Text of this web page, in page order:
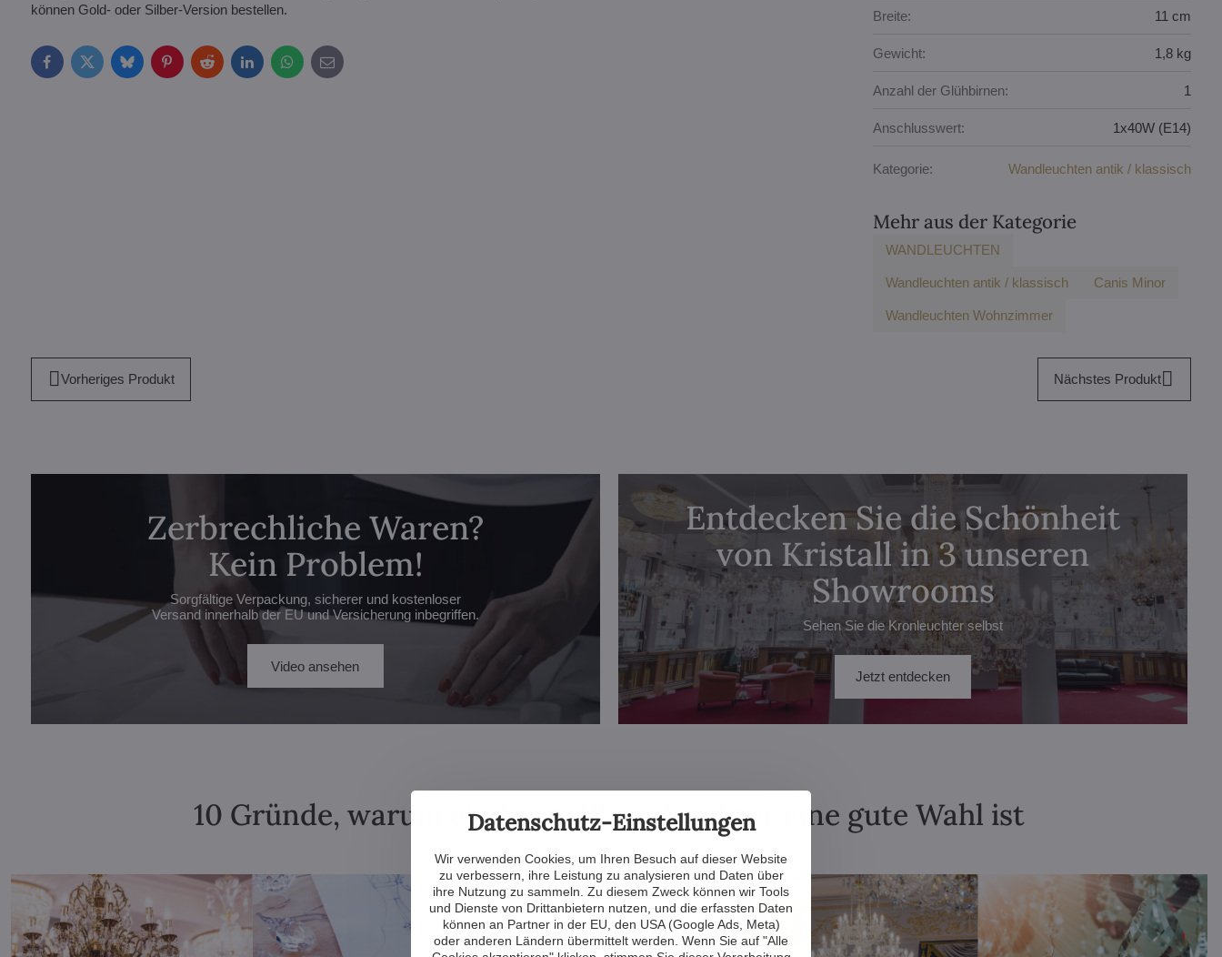
können Gold- oder Silber-Version bestellen.
FacebookTwitterBlueskyPinterestRedditLinkedInWhatsApp
E-
mail
Breite: 11 cm
Gewicht: 1,8 kg
Anzahl der Glühbirnen: 1
Anschlusswert: 1x40W (E14)
Kategorie: Wandleuchten antik / klassisch
Mehr aus der Kategorie
WANDLEUCHTEN
Wandleuchten antik / klassisch Canis Minor
Wandleuchten Wohnzimmer
Vorheriges Produkt Nächstes Produkt
Zerbrechliche Waren?
Kein Problem!
Sorgfältige Verpackung, sicherer und kostenloser
Versand innerhalb der EU und Versicherung inbegriffen.
Video ansehen
Entdecken Sie die Schönheit
von Kristall in 3 unseren
Showrooms
Sehen Sie die Kronleuchter selbst
Jetzt entdecken
10 Gründe, warum ein Kristallkronleuchter eine gute Wahl ist
Datenschutz-Einstellungen
Wir verwenden Cookies, um Ihren Besuch auf dieser Website
zu verbessern, ihre Leistung zu analysieren und Daten über
ihre Nutzung zu sammeln. Zu diesem Zweck können wir Tools
und Dienste von Drittanbietern nutzen, und die erfassten Daten
können an Partner in der EU, den USA (Google Ads, Meta)
oder anderen Ländern übermittelt werden. Wenn Sie auf "Alle